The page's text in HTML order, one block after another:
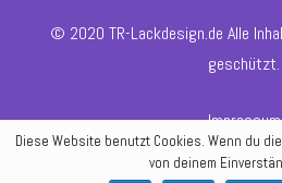
© 2020 TR-Lackdesign.de Alle
geschützt.
Impressum
Diese Website benutzt Cookies. Wenn du
von deinem